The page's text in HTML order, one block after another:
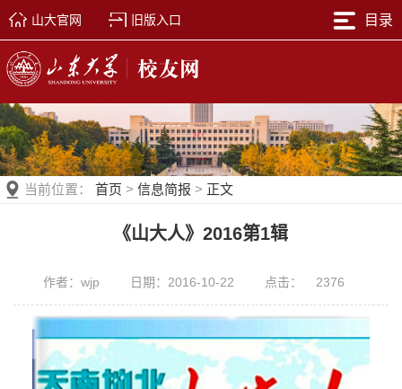
山大官网 旧版入口 目录
当前位置： 首页 > 信息简报 > 正文
《山大人》2016第1辑
作者：wjp 日期：2016-10-22 点击： 2376